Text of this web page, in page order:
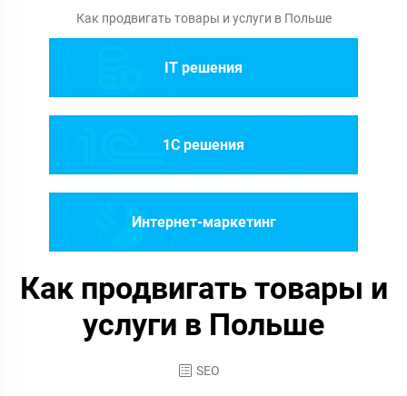
Как продвигать товары и услуги в Польше
IT решения
1C решения
Интернет-маркетинг
Как продвигать товары и
услуги в Польше
SEO